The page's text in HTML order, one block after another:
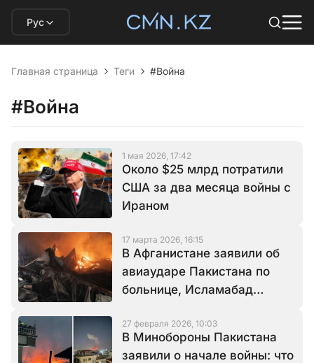
Рус
Главная страница Теги #Война
#Война
1 мая 2026, 17:42
Около $25 млрд потратили
США за два месяца войны с
Ираном
17 марта 2026, 16:15
В Афганистане заявили об
авиаударе Пакистана по
больнице, Исламабад
27 февраля 2026, 10:03
В Минобороны Пакистана
заявили о начале войны: что